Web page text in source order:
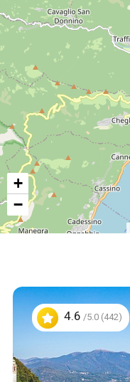
+
−
4.6 /5.0 (442)